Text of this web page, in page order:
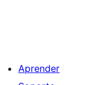
Aprender